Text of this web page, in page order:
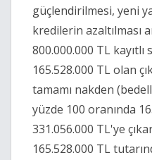
güçlendirilmesi, yeni
kredilerin azaltılması
800.000.000 TL
165.528.000 TL olan
tamamı nakden
yüzde 100 oranında
331.056.000 TL'ye
165.528.000 TL